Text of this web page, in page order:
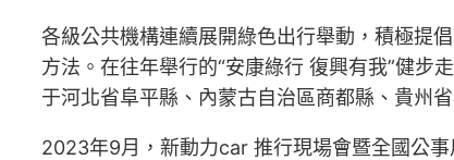
各級公共機構連續展開綠色出行舉動，積極提
方法。在往年舉行的“安康綠行 復興有我”健步
于河北省阜平縣、內蒙古自治區商都縣、貴州
2023年9月，新動力car 推行現場會暨全國公